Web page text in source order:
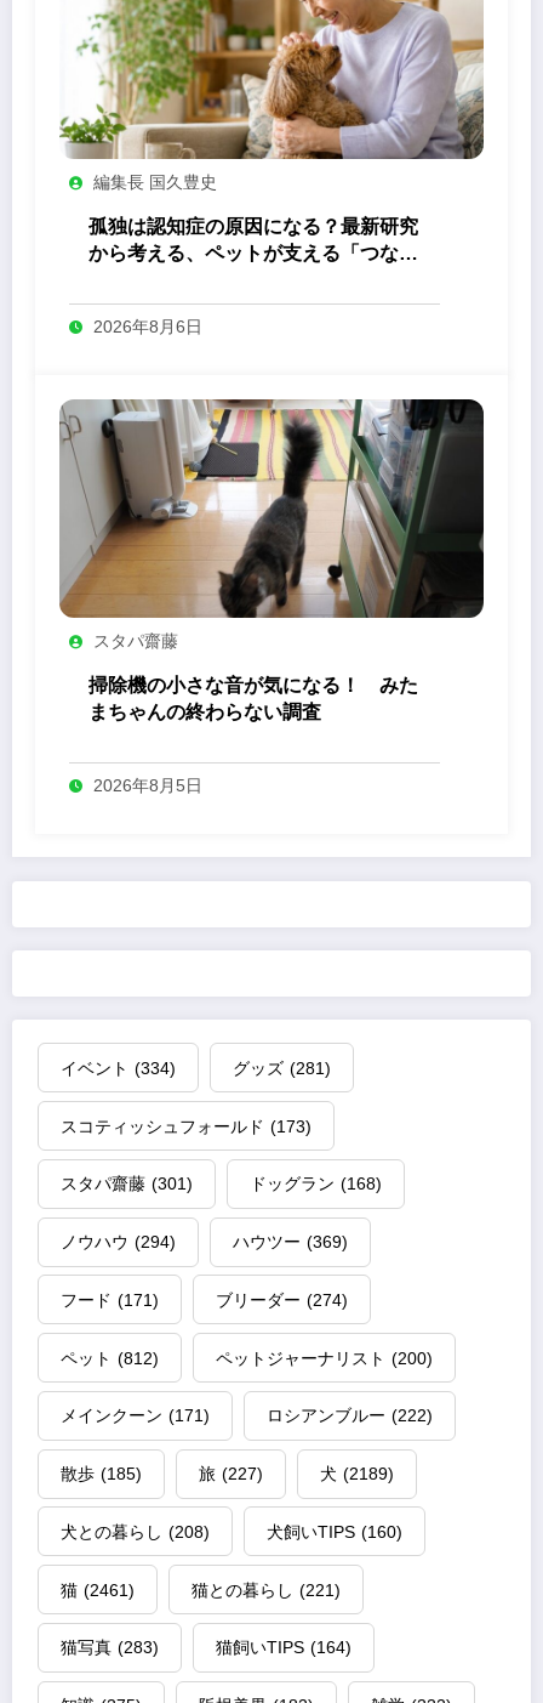
編集長 国久豊史
孤独は認知症の原因になる？最新研究
から考える、ペットが支える「つなが
2026年8月6日
スタパ齋藤
掃除機の小さな音が気になる！ みた
まちゃんの終わらない調査
2026年8月5日
イベント (334) グッズ (281)
スコティッシュフォールド (173)
スタパ齋藤 (301) ドッグラン (168)
ノウハウ (294) ハウツー (369)
フード (171) ブリーダー (274)
ペット (812) ペットジャーナリスト (200)
メインクーン (171) ロシアンブルー (222)
散歩 (185) 旅 (227) 犬 (2189)
犬との暮らし (208) 犬飼いTIPS (160)
猫 (2461) 猫との暮らし (221)
猫写真 (283) 猫飼いTIPS (164)